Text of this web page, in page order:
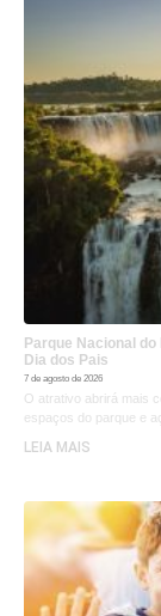
Parque Nacional
Dia dos Pais
7 de agosto de 2026
O atrativo abrirá mais
espaços do parque e
LEIA MAIS